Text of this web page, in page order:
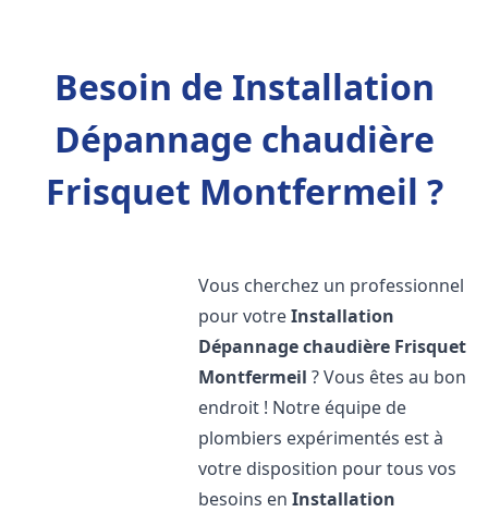
Besoin de Installation
Dépannage chaudière
Frisquet Montfermeil ?
Vous cherchez un professionnel
pour votreInstallation
Dépannage chaudière Frisquet
Montfermeil ? Vous êtes au bon
endroit ! Notre équipe de
plombiers expérimentés est à
votre disposition pour tous vos
besoins enInstallation